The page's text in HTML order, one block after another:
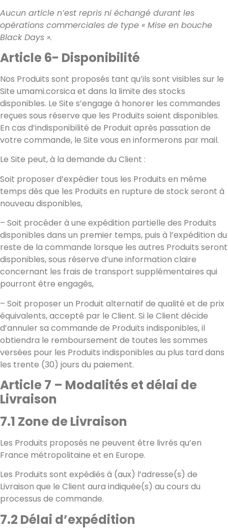
Aucun article n’est repris ni échangé durant les
opérations commerciales de type « Mise en bouche
Black Days ».
Article 6- Disponibilité
Nos Produits sont proposés tant qu’ils sont visibles sur le
Site umami.corsica et dans la limite des stocks
disponibles. Le Site s’engage à honorer les commandes
reçues sous réserve que les Produits soient disponibles.
En cas d’indisponibilité de Produit après passation de
votre commande, le Site vous en informerons par mail.
Le Site peut, à la demande du Client :
Soit proposer d’expédier tous les Produits en même
temps dès que les Produits en rupture de stock seront à
nouveau disponibles,
– Soit procéder à une expédition partielle des Produits
disponibles dans un premier temps, puis à l’expédition du
reste de la commande lorsque les autres Produits seront
disponibles, sous réserve d’une information claire
concernant les frais de transport supplémentaires qui
pourront être engagés,
– Soit proposer un Produit alternatif de qualité et de prix
équivalents, accepté par le Client. Si le Client décide
d’annuler sa commande de Produits indisponibles, il
obtiendra le remboursement de toutes les sommes
versées pour les Produits indisponibles au plus tard dans
les trente (30) jours du paiement.
Article 7 – Modalités et délai de
Livraison
7.1 Zone de Livraison
Les Produits proposés ne peuvent être livrés qu’en
France métropolitaine et en Europe.
Les Produits sont expédiés à (aux) l’adresse(s) de
Livraison que le Client aura indiquée(s) au cours du
processus de commande.
7.2 Délai d’expédition